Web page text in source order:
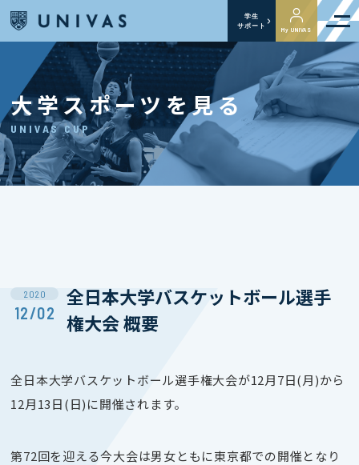
学生
サポート
My UNIVAS
大学スポーツを見る
UNIVAS CUP
2020
12/02
全日本大学バスケットボール選手
権大会 概要
全日本大学バスケットボール選手権大会が12月7日(月)から
12月13日(日)に開催されます。
第72回を迎える今大会は男女ともに東京都での開催となり